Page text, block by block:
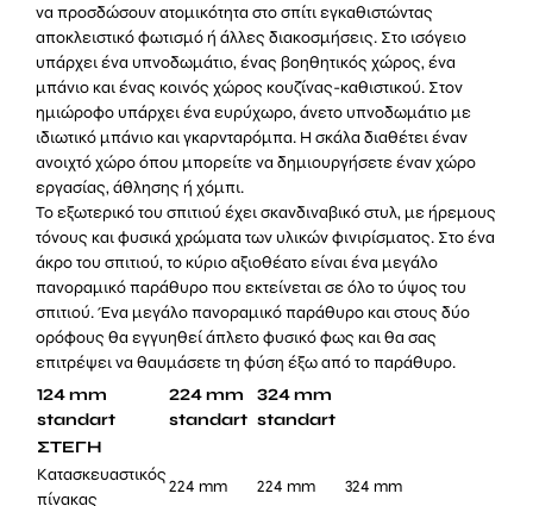
να προσδώσουν ατομικότητα στο σπίτι εγκαθιστώντας
αποκλειστικό φωτισμό ή άλλες διακοσμήσεις. Στο ισόγειο
υπάρχει ένα υπνοδωμάτιο, ένας βοηθητικός χώρος, ένα
μπάνιο και ένας κοινός χώρος κουζίνας-καθιστικού. Στον
ημιώροφο υπάρχει ένα ευρύχωρο, άνετο υπνοδωμάτιο με
ιδιωτικό μπάνιο και γκαρνταρόμπα. Η σκάλα διαθέτει έναν
ανοιχτό χώρο όπου μπορείτε να δημιουργήσετε έναν χώρο
εργασίας, άθλησης ή χόμπι.
Το εξωτερικό του σπιτιού έχει σκανδιναβικό στυλ, με ήρεμους
τόνους και φυσικά χρώματα των υλικών φινιρίσματος. Στο ένα
άκρο του σπιτιού, το κύριο αξιοθέατο είναι ένα μεγάλο
πανοραμικό παράθυρο που εκτείνεται σε όλο το ύψος του
σπιτιού. Ένα μεγάλο πανοραμικό παράθυρο και στους δύο
ορόφους θα εγγυηθεί άπλετο φυσικό φως και θα σας
επιτρέψει να θαυμάσετε τη φύση έξω από το παράθυρο.
124 mm
standart
224 mm
standart
324 mm
standart
ΣΤΕΓΗ
Κατασκευαστικός
πίνακας
224 mm 224 mm
324 mm